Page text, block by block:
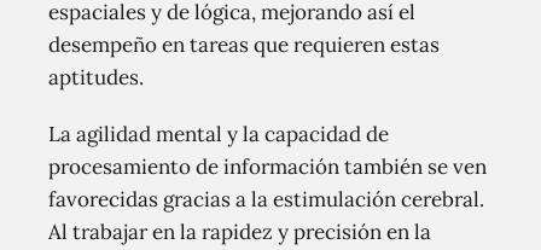
espaciales y de lógica, mejorando así el
desempeño en tareas que requieren estas
aptitudes.
La agilidad mental y la capacidad de
procesamiento de información también se ven
favorecidas gracias a la estimulación cerebral.
Al trabajar en la rapidez y precisión en la